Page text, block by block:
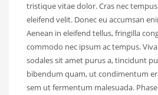
tristique vitae dolor. Cras nec
eleifend velit. Donec eu accumsan
Aenean in eleifend tellus, fringilla
commodo nec ipsum ac tempus.
sodales sit amet purus a, tincidunt
bibendum quam, ut condimentum
sem ut fermentum malesuada.